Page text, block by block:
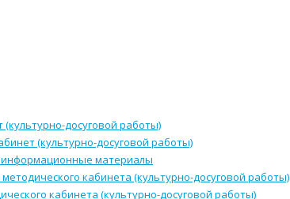
досуговой работы)
(культурно-досуговой работы)
материалы
кабинета (культурно-досуговой работы)
кабинета (культурно-досуговой работы)